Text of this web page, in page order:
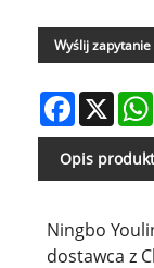
Wyślij zapytanie
Facebook
X
Opis
Ningbo
dostawca z